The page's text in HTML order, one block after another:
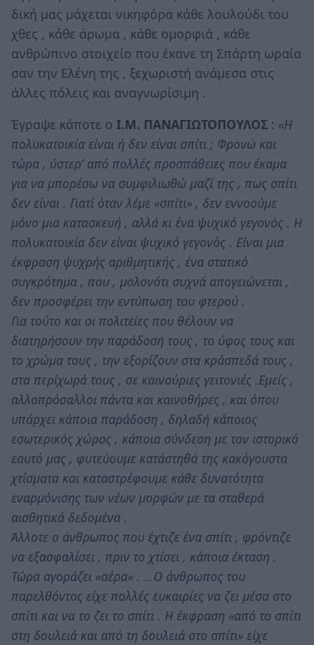
δική μας μάχεται νικηφόρα κάθε λουλούδι του
χθες , κάθε άρωμα , κάθε ομορφιά , κάθε
ανθρώπινο στοιχείο που έκανε τη Σπάρτη ωραία
σαν την Ελένη της , ξεχωριστή ανάμεσα στις
άλλες πόλεις και αναγνωρίσιμη .
Έγραψε κάποτε ο Ι.Μ. ΠΑΝΑΓΙΩΤΟΠΟΥΛΟΣ : «Η
πολυκατοικία είναι ή δεν είναι σπίτι ; Φρονώ και
τώρα , ύστερ’ από πολλές προσπάθειες που έκαμα
για να μπορέσω να συμφιλιωθώ μαζί της , πως σπίτι
δεν είναι . Γιατί όταν λέμε «σπίτι» , δεν εννοούμε
μόνο μια κατασκευή , αλλά κι ένα ψυχικό γεγονός . Η
πολυκατοικία δεν είναι ψυχικό γεγονός . Είναι μια
έκφραση ψυχρής αριθμητικής , ένα στατικό
συγκρότημα , που , μολονότι συχνά απογειώνεται ,
δεν προσφέρει την εντύπωση του φτερού .
Για τούτο και οι πολιτείες που θέλουν να
διατηρήσουν την παράδοσή τους , το ύφος τους και
το χρώμα τους , την εξορίζουν στα κράσπεδά τους ,
στα περίχωρά τους , σε καινούριες γειτονιές .Εμείς ,
αλλοπρόσαλλοι πάντα και καινοθήρες , και όπου
υπάρχει κάποια παράδοση , δηλαδή κάποιος
εσωτερικός χώρος , κάποια σύνδεση με τον ιστορικό
εαυτό μας , φυτεύουμε κατάστηθά της κακόγουστα
χτίσματα και καταστρέφουμε κάθε δυνατότητα
εναρμόνισης των νέων μορφών με τα σταθερά
αισθητικά δεδομένα .
Άλλοτε ο άνθρωπος που έχτιζε ένα σπίτι , φρόντιζε
να εξασφαλίσει , πριν το χτίσει , κάποια έκταση .
Τώρα αγοράζει «αέρα» . …Ο άνθρωπος του
παρελθόντος είχε πολλές ευκαιρίες να ζει μέσα στο
σπίτι και να το ζει το σπίτι . Η έκφραση «από το σπίτι
στη δουλειά και από τη δουλειά στο σπίτι» είχε